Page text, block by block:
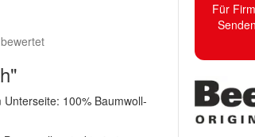
100% Baumwoll-
Für